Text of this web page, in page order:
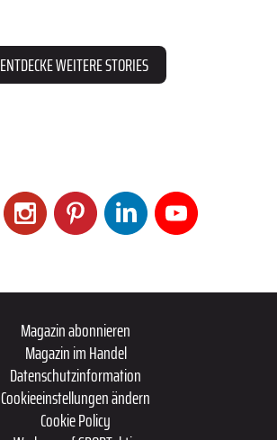
ENTDECKE WEITERE STORIES
Magazin abonnieren
Magazin im Handel
Datenschutzinformation
Cookieeinstellungen ändern
Cookie Policy